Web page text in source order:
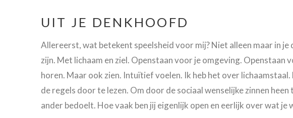
UIT JE DENKHOOFD
Allereerst, wat betekent speelsheid voor mij? Niet alleen maar in
zijn. Met lichaam en ziel. Openstaan voor je omgeving.
horen. Maar ook zien. Intuïtief voelen. Ik heb het over
de regels door te lezen. Om door de sociaal wenselijke zinnen
ander bedoelt. Hoe vaak ben jij eigenlijk open en eerlijk over wat je